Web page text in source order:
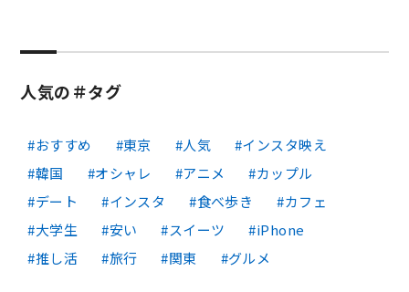
人気の＃タグ
おすすめ 東京 人気
インスタ映え
韓国
オシャレ アニメ
カップル
デート
インスタ 食べ歩き
カフェ
大学生
安い スイーツ
iPhone
推し活
旅行 関東 グルメ